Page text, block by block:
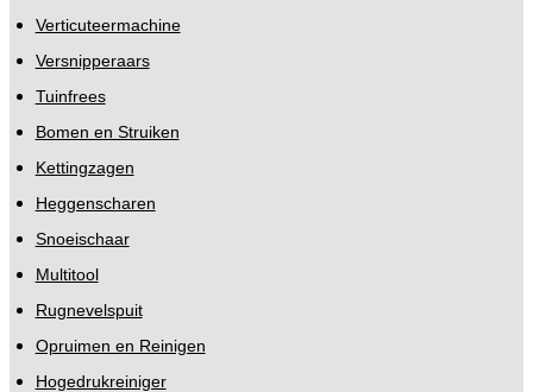
Verticuteermachine
Versnipperaars
Tuinfrees
Bomen en Struiken
Kettingzagen
Heggenscharen
Snoeischaar
Multitool
Rugnevelspuit
Opruimen en Reinigen
Hogedrukreiniger